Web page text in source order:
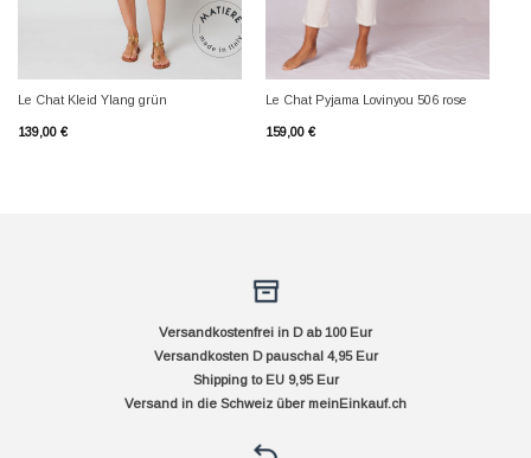
Le Chat Kleid Ylang grün
139,00 €
Le Chat Pyjama Lovinyou 506 rose
159,00 €
Versandkostenfrei in D ab 100 Eur
Versandkosten D pauschal 4,95 Eur
Shipping to EU 9,95 Eur
Versand in die Schweiz über meinEinkauf.ch